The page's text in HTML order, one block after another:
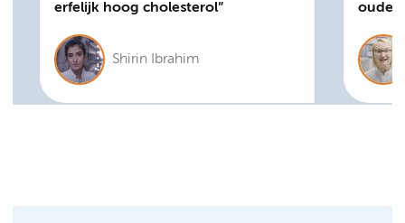
erfelijk hoog cholesterol
Shirin Ibrahim
ouder